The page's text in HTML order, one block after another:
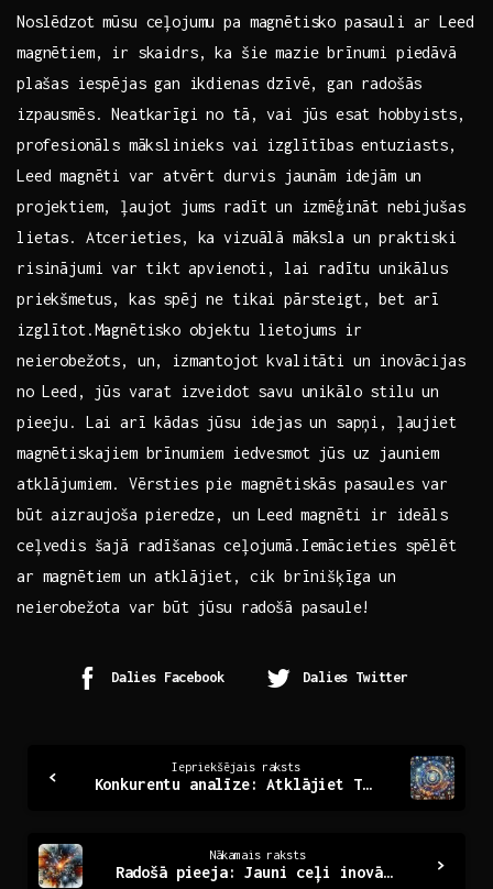
Noslēdzot mūsu ceļojumu pa magnētisko pasauli ar Leed
magnētiem, ir skaidrs, ka‍ šie​ mazie brīnumi piedāvā
⁢plašas iespējas gan ikdienas dzīvē, gan radošās
izpausmēs. Neatkarīgi⁣ no tā, vai jūs esat hobbyists,
⁣profesionāls mākslinieks vai ⁢izglītības ‌entuziasts,
Leed magnēti ⁤var​ atvērt durvis jaunām idejām un
projektiem, ļaujot ‌jums radīt ⁢un izmēģināt nebijušas
lietas. Atcerieties, ka vizuālā‍ māksla un praktiski
risinājumi var⁢ tikt⁣ apvienoti, lai radītu unikālus
priekšmetus, kas spēj ​ne tikai pārsteigt, bet arī
izglītot.Magnētisko objektu lietojums ir
neierobežots, un, izmantojot kvalitāti un inovācijas
⁣no Leed, jūs varat izveidot savu unikālo stilu un
pieeju. Lai arī​ kādas jūsu idejas ⁤un sapņi, ļaujiet
magnētiskajiem brīnumiem⁤ iedvesmot jūs uz jauniem
atklājumiem. Vērsties pie magnētiskās pasaules var
būt aizraujoša⁢ pieredze, un Leed ⁣magnēti ir ideāls
ceļvedis šajā radīšanas ceļojumā.Iemācieties ‍spēlēt
ar magnētiem un atklājiet, cik brīnišķīga un
neierobežota var ⁤būt jūsu radošā pasaule!
Dalies Facebook Dalies Twitter
Reading
Iepriekšējais raksts
Konkurentu analīze: Atklājiet Tirgus Noslēpumus!
Nākamais raksts
Radošā pieeja: Jauni ceļi inovāciju pasaulē